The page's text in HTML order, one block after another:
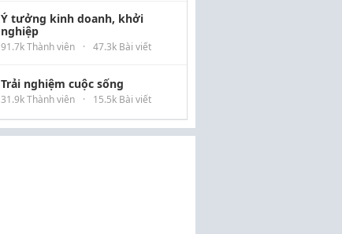
Ý tưởng kinh doanh, khởi
nghiệp
91.7k Thành viên · 47.3k Bài viết
Trải nghiệm cuộc sống
31.9k Thành viên · 15.5k Bài viết